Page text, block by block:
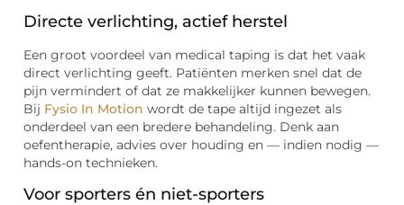
Directe verlichting, actief herstel
Een groot voordeel van medical taping is dat het vaak
direct verlichting geeft. Patiënten merken snel dat de
pijn vermindert of dat ze makkelijker kunnen bewegen.
Bij Fysio In Motion wordt de tape altijd ingezet als
onderdeel van een bredere behandeling. Denk aan
oefentherapie, advies over houding en — indien nodig —
hands-on technieken.
Voor sporters én niet-sporters